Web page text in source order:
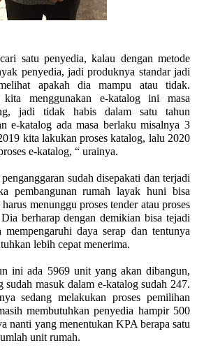
satu penyedia, kalau dengan metode
penyedia, jadi produknya standar jadi
apakah dia mampu atau tidak.
kita menggunakan e-katalog ini masa
jadi tidak habis dalam satu tahun
e-katalog ada masa berlaku misalnya 3
19 kita lakukan proses katalog, lalu 2020
e-katalog, “ urainya.
sudah disepakati dan terjadi
pembangunan rumah layak huni bisa
menunggu proses tender atau proses
berharap dengan demikian bisa tejadi
mempengaruhi daya serap dan tentunya
lebih cepat menerima.
ini ada 5969 unit yang akan dibangun,
sudah masuk dalam e-katalog sudah 247.
sedang melakukan proses pemilihan
membutuhkan penyedia hampir 500
nanti yang menentukan KPA berapa satu
unit rumah.